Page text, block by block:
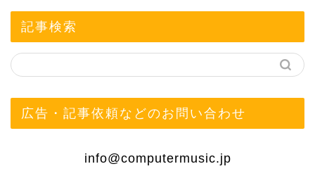
記事検索
広告・記事依頼などのお問い合わせ
info@computermusic.jp